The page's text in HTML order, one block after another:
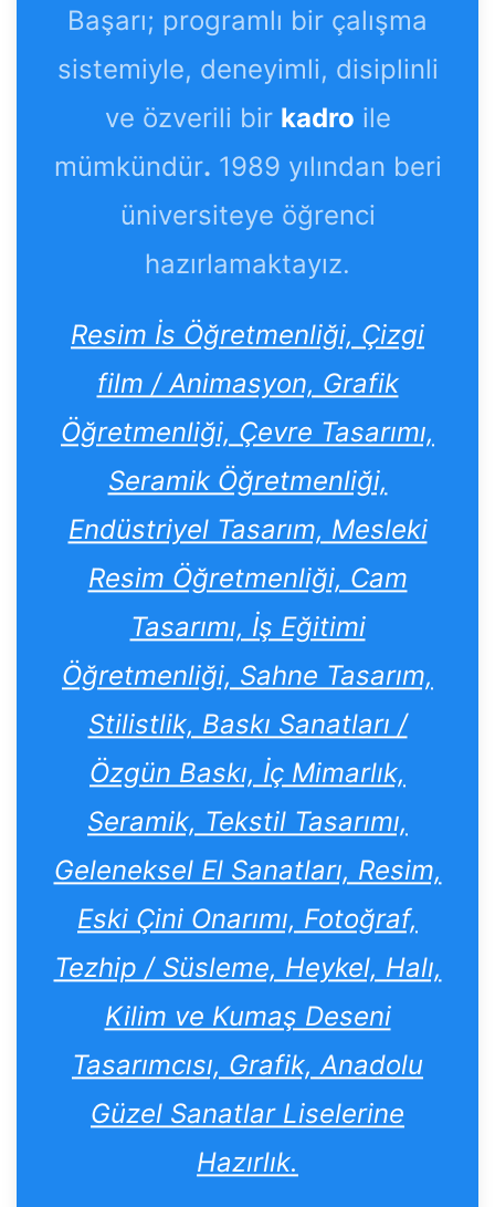
Başarı; programlı bir çalışma
sistemiyle, deneyimli, disiplinli
ve özverili bir kadro ile
mümkündür. 1989 yılından beri
üniversiteye öğrenci
hazırlamaktayız.
Resim İs Öğretmenliği, Çizgi
film / Animasyon, Grafik
Öğretmenliği, Çevre Tasarımı,
Seramik Öğretmenliği,
Endüstriyel Tasarım, Mesleki
Resim Öğretmenliği, Cam
Tasarımı, İş Eğitimi
Öğretmenliği, Sahne Tasarım,
Stilistlik, Baskı Sanatları /
Özgün Baskı, İç Mimarlık,
Seramik, Tekstil Tasarımı,
Geleneksel El Sanatları, Resim,
Eski Çini Onarımı, Fotoğraf,
Tezhip / Süsleme, Heykel, Halı,
Kilim ve Kumaş Deseni
Tasarımcısı, Grafik, Anadolu
Güzel Sanatlar Liselerine
Hazırlık.